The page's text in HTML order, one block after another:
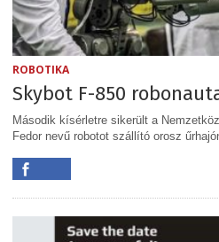
ROBOTIKA
Skybot F-850
Második kísérletre sikerült a
Fedor nevű robotot szállító orosz